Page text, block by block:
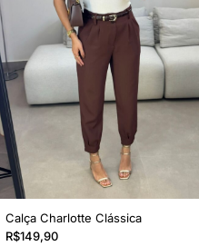
Calça Charlotte Clássica
R$149,90